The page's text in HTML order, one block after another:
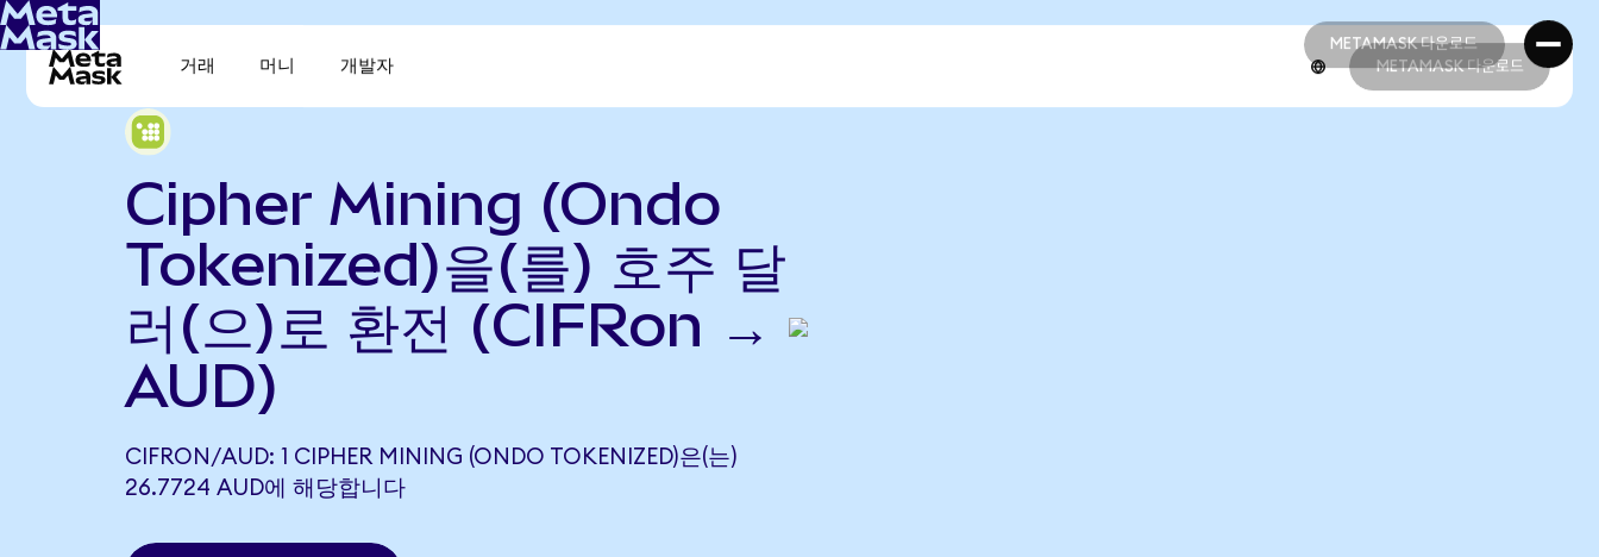
METAMASK 다운로드
METAMASK 다운로드
거래 머니 개발자 METAMASK 다운로드
Cipher Mining (Ondo
Tokenized)을(를) 호주 달
러(으)로 환전 (CIFRon →
AUD)
CIFRON/AUD: 1 CIPHER MINING (ONDO TOKENIZED)은(는)
26.7724 AUD에 해당합니다